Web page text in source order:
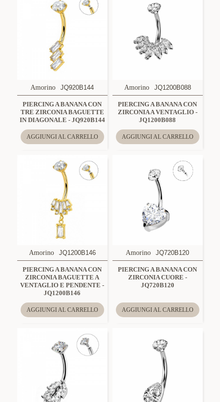
Amorino JQ920B144
PIERCING A BANANA CON
TRE ZIRCONIA BAGUETTE
IN DIAGONALE - JQ920B144
AGGIUNGI AL CARRELLO
Amorino JQ1200B088
PIERCING A BANANA CON
ZIRCONIA A VENTAGLIO -
JQ1200B088
AGGIUNGI AL CARRELLO
Amorino JQ1200B146
PIERCING A BANANA CON
ZIRCONIA BAGUETTE A
VENTAGLIO E PENDENTE -
JQ1200B146
AGGIUNGI AL CARRELLO
Amorino JQ720B120
PIERCING A BANANA CON
ZIRCONIA CUORE -
JQ720B120
AGGIUNGI AL CARRELLO